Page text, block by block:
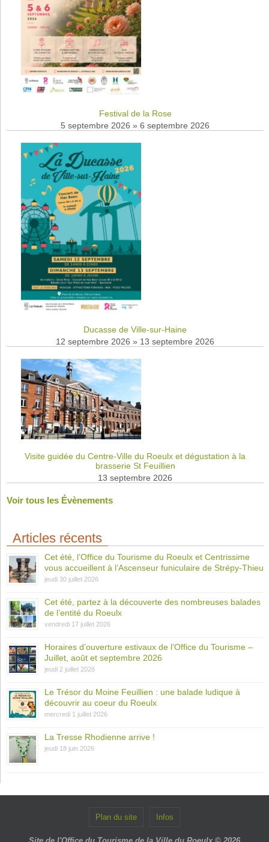
Festival de la Rose
5 septembre 2026 » 6 septembre 2026
Ducasse de Ville-sur-Haine
12 septembre 2026 » 13 septembre 2026
Visite guidée du Centre-Ville du Roeulx et dégustation à la
brasserie St Feuillien
13 septembre 2026
Voir tous les Évènements
Articles récents
Cet été, l’Office du Tourisme du Roeulx et Centrissime
vous accueillent à l’Ascenseur funiculaire de Strépy-Thieu
jeudi 30 juillet 2026
Cet été, partez à la découverte des nombreuses balades
de l’entité du Roeulx
vendredi 17 juillet 2026
Horaires d’ouverture estivaux de l’Office du Tourisme –
Juillet, août et septembre 2026
jeudi 2 juillet 2026
Le Trésor du Moine Feuillien : une balade ludique à
découvrir au coeur du Roeulx
mercredi 1 juillet 2026
La Tresse Rhodienne arrive !
jeudi 18 juin 2026
Plan du site Infos